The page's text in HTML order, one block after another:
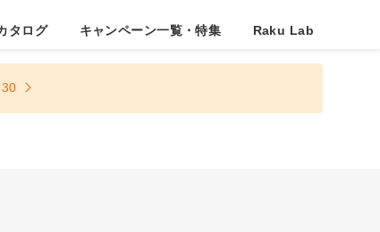
タログ キャンペーン一覧・特集 Raku Lab